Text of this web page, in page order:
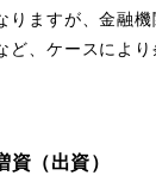
りますが、金融
ど、ケースによ
（出資）